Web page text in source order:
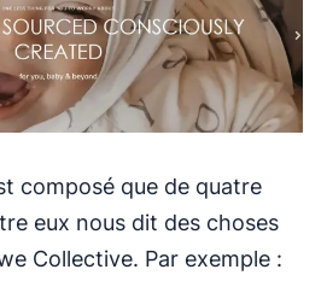
composé que de quatre
eux nous dit des choses
Collective. Par exemple :